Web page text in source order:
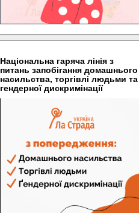
Національна гаряча лінія з
питань запобігання домашнього
насильства, торгівлі людьми та
гендерної дискримінації